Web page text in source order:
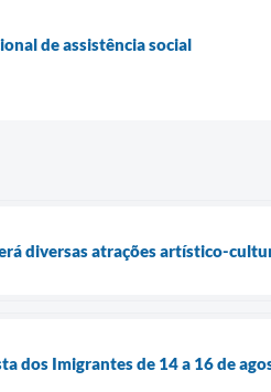
de assistência social
diversas atrações artístico-
dos Imigrantes de 14 a 16 de